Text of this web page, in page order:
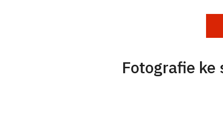
Fotografie ke